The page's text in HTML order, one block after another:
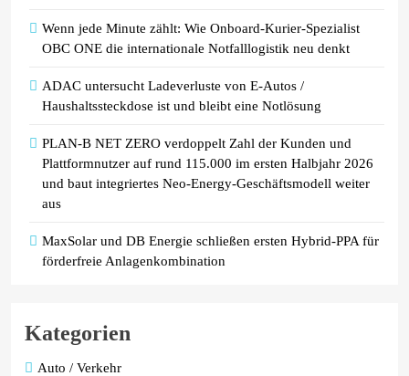
Wenn jede Minute zählt: Wie Onboard-Kurier-Spezialist
OBC ONE die internationale Notfalllogistik neu denkt
ADAC untersucht Ladeverluste von E-Autos /
Haushaltssteckdose ist und bleibt eine Notlösung
PLAN-B NET ZERO verdoppelt Zahl der Kunden und
Plattformnutzer auf rund 115.000 im ersten Halbjahr 2026
und baut integriertes Neo-Energy-Geschäftsmodell weiter
aus
MaxSolar und DB Energie schließen ersten Hybrid-PPA für
förderfreie Anlagenkombination
Kategorien
Auto / Verkehr